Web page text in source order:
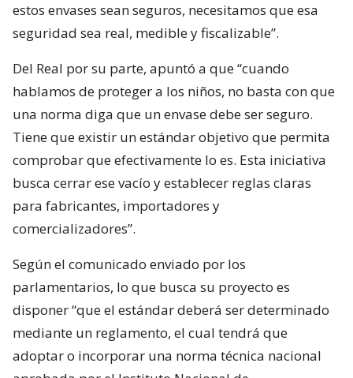
estos envases sean seguros, necesitamos que esa
seguridad sea real, medible y fiscalizable”.
Del Real por su parte, apuntó a que “cuando
hablamos de proteger a los niños, no basta con que
una norma diga que un envase debe ser seguro.
Tiene que existir un estándar objetivo que permita
comprobar que efectivamente lo es. Esta iniciativa
busca cerrar ese vacío y establecer reglas claras
para fabricantes, importadores y
comercializadores”.
Según el comunicado enviado por los
parlamentarios, lo que busca su proyecto es
disponer “que el estándar deberá ser determinado
mediante un reglamento, el cual tendrá que
adoptar o incorporar una norma técnica nacional